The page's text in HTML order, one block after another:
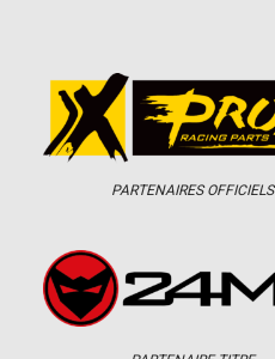
PARTENAIRES OFFICIELS